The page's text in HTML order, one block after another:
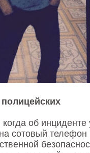
об инциденте
сотовый телефон